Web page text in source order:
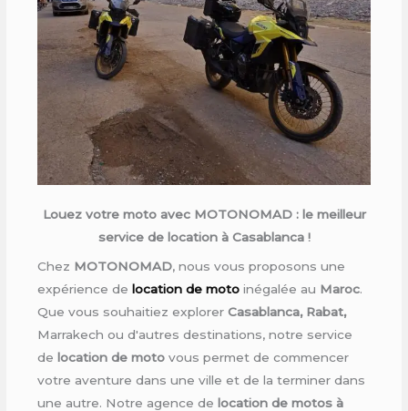
Louez votre moto avec MOTONOMAD : le meilleur
service de location à Casablanca !
Chez MOTONOMAD, nous vous proposons une
expérience de location de moto inégalée au Maroc.
Que vous souhaitiez explorer Casablanca, Rabat,
Marrakech ou d'autres destinations, notre service
delocation de moto vous permet de commencer
votre aventure dans une ville et de la terminer dans
une autre. Notre agence delocation de motos à